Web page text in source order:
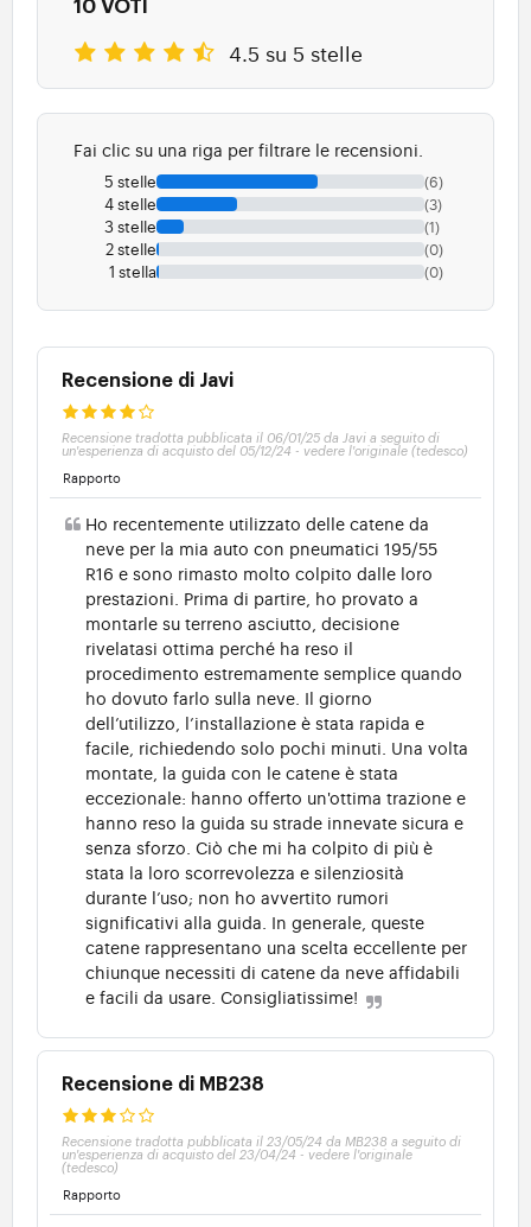
10 VOTI
4.5 su 5 stelle
Fai clic su una riga per filtrare le recensioni.
5 stelle (6)
4 stelle (3)
3 stelle (1)
2 stelle (0)
1 stella (0)
Recensione di Javi
Recensione tradotta pubblicata il 06/01/25 da Javi a seguito di
un'esperienza di acquisto del 05/12/24 - vedere l'originale (tedesco)
Rapporto
Ho recentemente utilizzato delle catene da
neve per la mia auto con pneumatici 195/55
R16 e sono rimasto molto colpito dalle loro
prestazioni. Prima di partire, ho provato a
montarle su terreno asciutto, decisione
rivelatasi ottima perché ha reso il
procedimento estremamente semplice quando
ho dovuto farlo sulla neve. Il giorno
dell’utilizzo, l’installazione è stata rapida e
facile, richiedendo solo pochi minuti. Una volta
montate, la guida con le catene è stata
eccezionale: hanno offerto un'ottima trazione e
hanno reso la guida su strade innevate sicura e
senza sforzo. Ciò che mi ha colpito di più è
stata la loro scorrevolezza e silenziosità
durante l’uso; non ho avvertito rumori
significativi alla guida. In generale, queste
catene rappresentano una scelta eccellente per
chiunque necessiti di catene da neve affidabili
e facili da usare. Consigliatissime!
Recensione di MB238
Recensione tradotta pubblicata il 23/05/24 da MB238 a seguito di
un'esperienza di acquisto del 23/04/24 - vedere l'originale
(tedesco)
Rapporto